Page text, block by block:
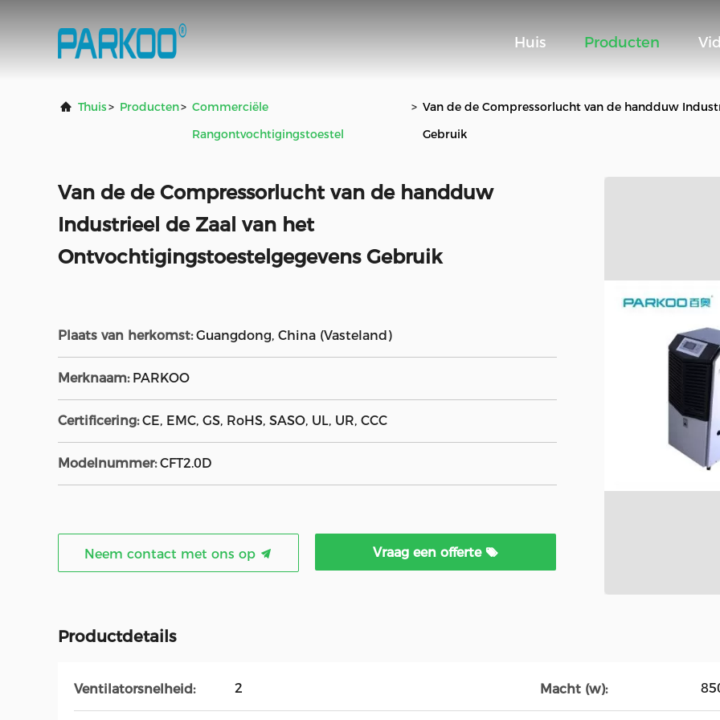
Huis Producten
Thuis> Producten> Commerciële
Rangontvochtigingstoestel
> Van de de Compressorlucht van de handduw
Gebruik
Van de de Compressorlucht van de handduw
Industrieel de Zaal van het
Ontvochtigingstoestelgegevens Gebruik
Plaats van herkomst: Guangdong, China (Vasteland)
Merknaam: PARKOO
Certificering: CE, EMC, GS, RoHS, SASO, UL, UR, CCC
Modelnummer: CFT2.0D
Neem contact met ons op Vraag een offerte
Productdetails
Ventilatorsnelheid: 2 Macht (w):